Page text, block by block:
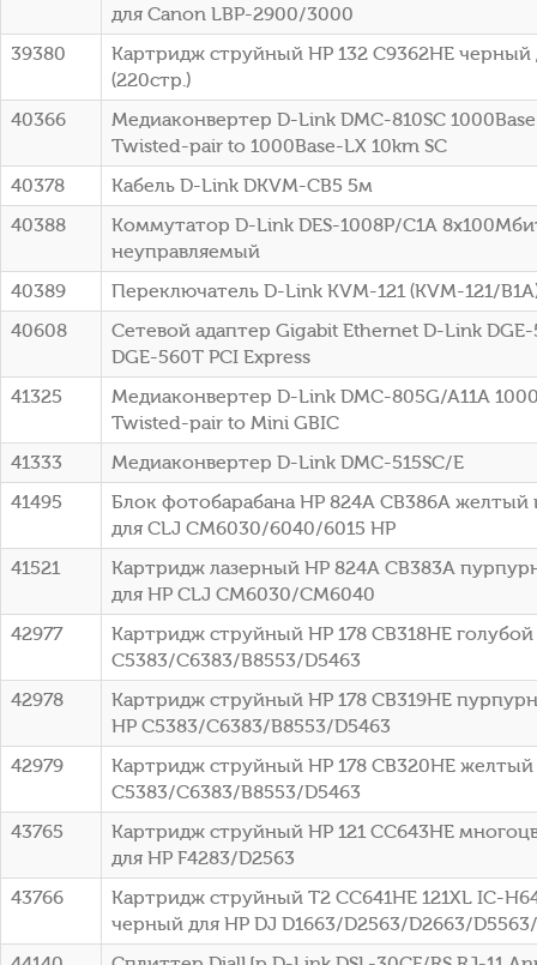
для Canon LBP-2900/3000
39380
Картридж струйный HP 132 C9362HE черный
(220стр.)
40366
Медиаконвертер D-Link DMC-810SC
Twisted-pair to 1000Base-LX 10km SC
40378
Кабель D-Link DKVM-CB5 5м
40388
Коммутатор D-Link DES-1008P/C1A
неуправляемый
40389
Переключатель D-Link KVM-121 (KVM-121/
40608
Сетевой адаптер Gigabit Ethernet D-Link DGE-
DGE-560T PCI Express
41325
Медиаконвертер D-Link DMC-805G/A11A
Twisted-pair to Mini GBIC
41333
Медиаконвертер D-Link DMC-515SC/E
41495
Блок фотобарабана HP 824A CB386A желтый
для CLJ CM6030/6040/6015 HP
41521
Картридж лазерный HP 824A CB383A
для HP CLJ CM6030/CM6040
42977
Картридж струйный HP 178 CB318HE голубой
C5383/C6383/B8553/D5463
42978
Картридж струйный HP 178 CB319HE
HP C5383/C6383/B8553/D5463
42979
Картридж струйный HP 178 CB320HE желтый
C5383/C6383/B8553/D5463
43765
Картридж струйный HP 121 CC643HE
для HP F4283/D2563
43766
Картридж струйный T2 CC641HE 121XL IC-
черный для HP DJ D1663/D2563/D2663/